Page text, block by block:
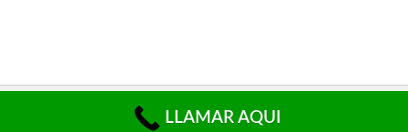
Aviso Legal | LSSI | Cookies | Privacidad
LLAMAR AQUI